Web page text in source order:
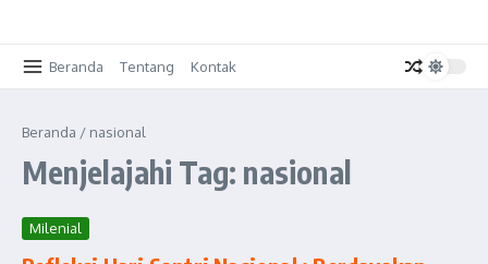
Beranda Tentang Kontak
Beranda / nasional
Menjelajahi Tag: nasional
Milenial